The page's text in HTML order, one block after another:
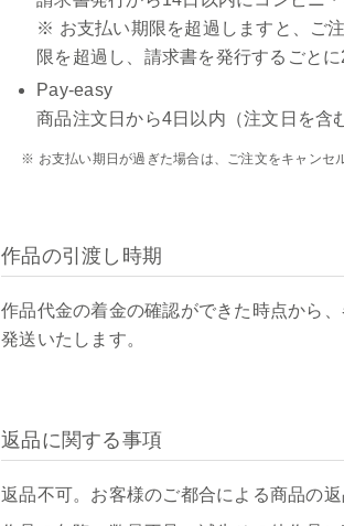
※ お支払い期限を超過しますと、ご
限を超過し、請求書を発行するごと
Pay-easy
商品注文日から4日以内（注文日を含
※ お支払い期日が過ぎた場合は、ご注文をキャンセ
作品の引渡し時期
作品代金の着金の確認ができた時点から
発送いたします。
返品に関する事項
返品不可。お客様のご都合による商品の返